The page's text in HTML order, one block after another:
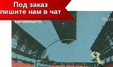
Под заказ
пишите нам в чат